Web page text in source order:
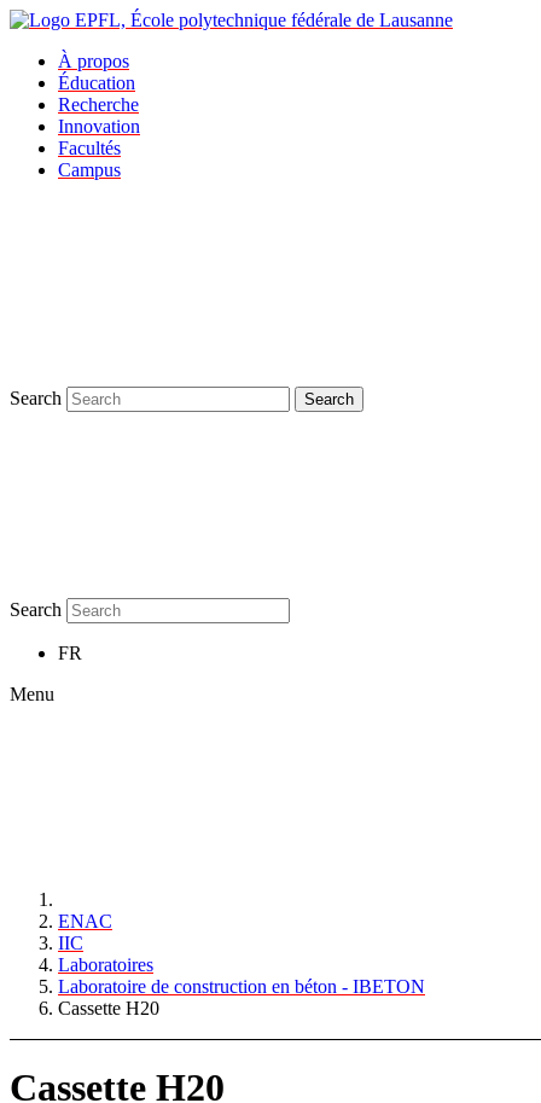
À propos
Éducation
Recherche
Innovation
Facultés
Campus
Search Search
Search
FR
Menu
ENAC
IIC
Laboratoires
Laboratoire de construction en béton - IBETON
Cassette H20
Cassette H20